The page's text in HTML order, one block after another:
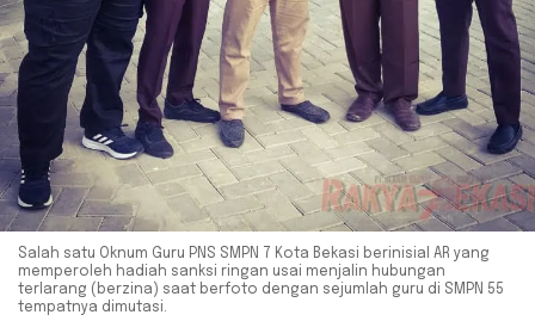
Salah satu Oknum Guru PNS SMPN 7 Kota Bekasi berinisial AR yang
memperoleh hadiah sanksi ringan usai menjalin hubungan
terlarang (berzina) saat berfoto dengan sejumlah guru di SMPN 55
tempatnya dimutasi.